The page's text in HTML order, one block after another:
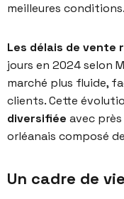
meilleures conditions.
Les délais de vente
jours en 2024 selon
marché plus fluide,
clients. Cette
diversifiée avec
orléanais composé
Un cadre de